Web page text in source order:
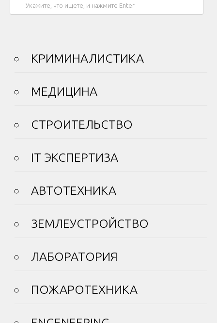
КРИМИНАЛИСТИКА
МЕДИЦИНА
СТРОИТЕЛЬСТВО
IT ЭКСПЕРТИЗА
АВТОТЕХНИКА
ЗЕМЛЕУСТРОЙСТВО
ЛАБОРАТОРИЯ
ПОЖАРОТЕХНИКА